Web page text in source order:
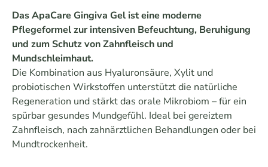
Das ApaCare Gingiva Gel ist eine moderne
Pflegeformel zur intensiven Befeuchtung, Beruhigung
und zum Schutz von Zahnfleisch und
Mundschleimhaut.
Die Kombination aus Hyaluronsäure, Xylit und
probiotischen Wirkstoffen unterstützt die natürliche
Regeneration und stärkt das orale Mikrobiom – für ein
spürbar gesundes Mundgefühl. Ideal bei gereiztem
Zahnfleisch, nach zahnärztlichen Behandlungen oder bei
Mundtrockenheit.